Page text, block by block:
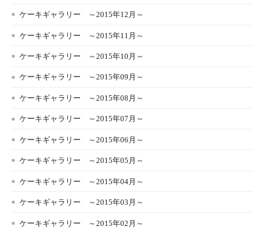
ケーキギャラリー ～2015年12月～
ケーキギャラリー ～2015年11月～
ケーキギャラリー ～2015年10月～
ケーキギャラリー ～2015年09月～
ケーキギャラリー ～2015年08月～
ケーキギャラリー ～2015年07月～
ケーキギャラリー ～2015年06月～
ケーキギャラリー ～2015年05月～
ケーキギャラリー ～2015年04月～
ケーキギャラリー ～2015年03月～
ケーキギャラリー ～2015年02月～